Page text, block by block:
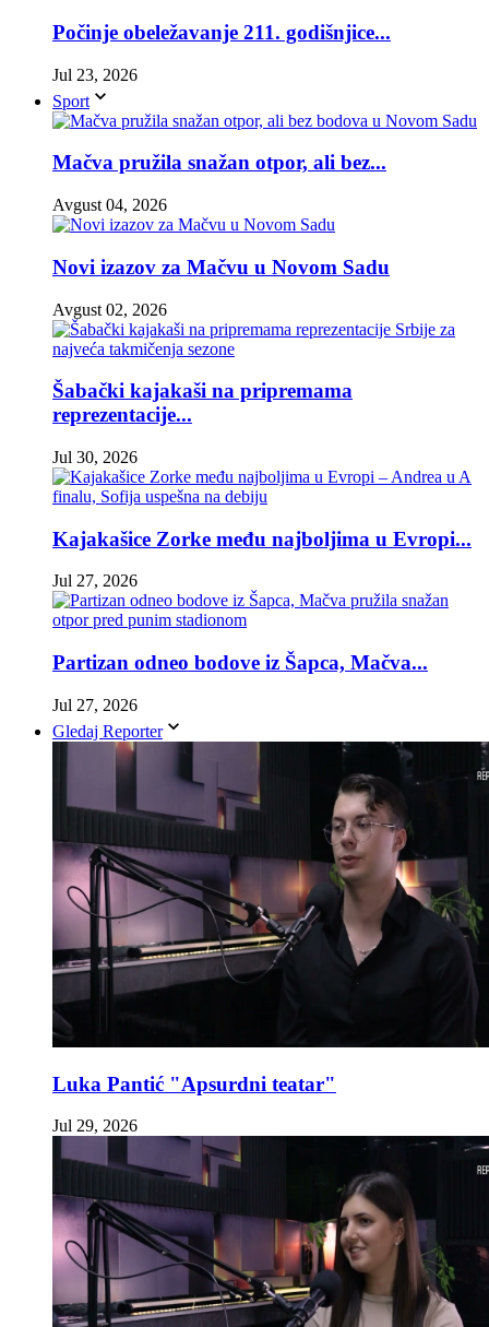
Počinje obeležavanje 211. godišnjice...
Jul 23, 2026
Sport
Mačva pružila snažan otpor, ali bez...
Avgust 04, 2026
Novi izazov za Mačvu u Novom Sadu
Avgust 02, 2026
Šabački kajakaši na pripremama
reprezentacije...
Jul 30, 2026
Kajakašice Zorke među najboljima u Evropi...
Jul 27, 2026
Partizan odneo bodove iz Šapca, Mačva...
Jul 27, 2026
Gledaj Reporter
Luka Pantić "Apsurdni teatar"
Jul 29, 2026